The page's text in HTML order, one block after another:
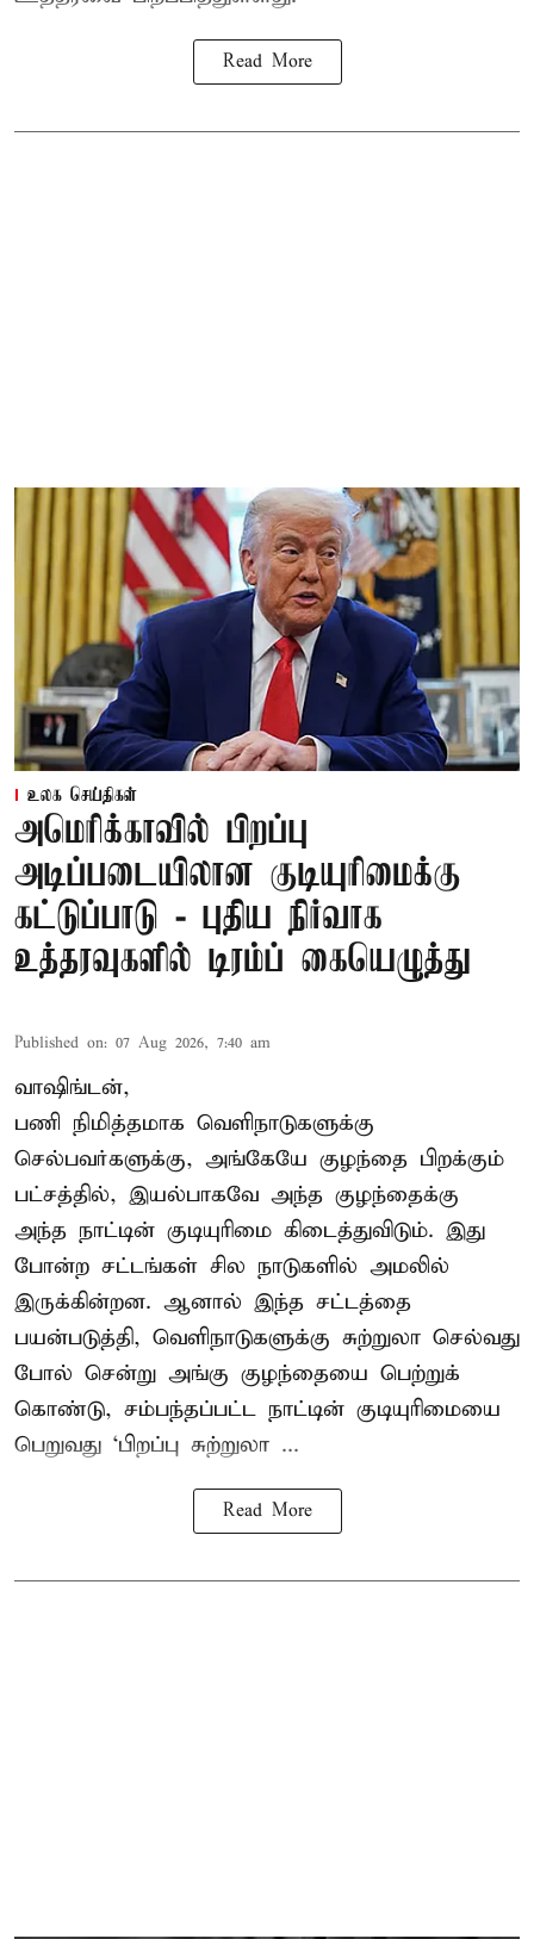
Read More
உலக செய்திகள்
அமெரிக்காவில் பிறப்பு
அடிப்படையிலான குடியுரிமைக்கு
கட்டுப்பாடு - புதிய நிர்வாக
உத்தரவுகளில் டிரம்ப் கையெழுத்து
Published on: 07 Aug 2026, 7:40 am
வாஷிங்டன்,
பணி நிமித்தமாக வெளிநாடுகளுக்கு
செல்பவர்களுக்கு, அங்கேயே குழந்தை பிறக்கும்
பட்சத்தில், இயல்பாகவே அந்த குழந்தைக்கு
அந்த நாட்டின் குடியுரிமை கிடைத்துவிடும். இது
போன்ற சட்டங்கள் சில நாடுகளில் அமலில்
இருக்கின்றன. ஆனால் இந்த சட்டத்தை
பயன்படுத்தி, வெளிநாடுகளுக்கு சுற்றுலா செல்வது
போல் சென்று அங்கு குழந்தையை பெற்றுக்
கொண்டு, சம்பந்தப்பட்ட நாட்டின் குடியுரிமையை
பெறுவது ‘பிறப்பு சுற்றுலா ...
Read More